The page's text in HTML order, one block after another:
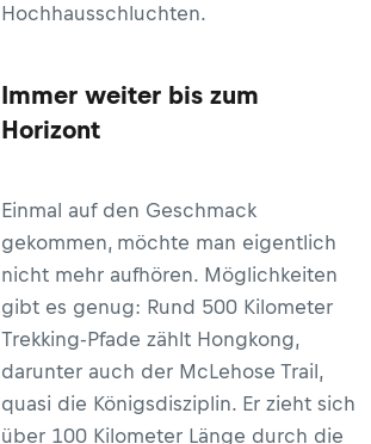
Hochhausschluchten.
Immer weiter bis zum
Horizont
Einmal auf den Geschmack
gekommen, möchte man eigentlich
nicht mehr aufhören. Möglichkeiten
gibt es genug: Rund 500 Kilometer
Trekking-Pfade zählt Hongkong,
darunter auch der McLehose Trail,
quasi die Königsdisziplin. Er zieht sich
über 100 Kilometer Länge durch die